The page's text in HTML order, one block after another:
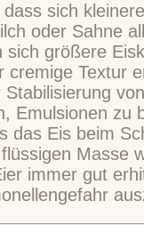
sich
oder Sahne
sich größere
cremige Textur
Emulsionen zu
das Eis beim
Masse
immer gut